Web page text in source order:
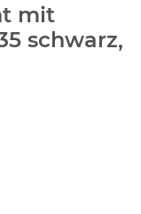
mit
schwarz,